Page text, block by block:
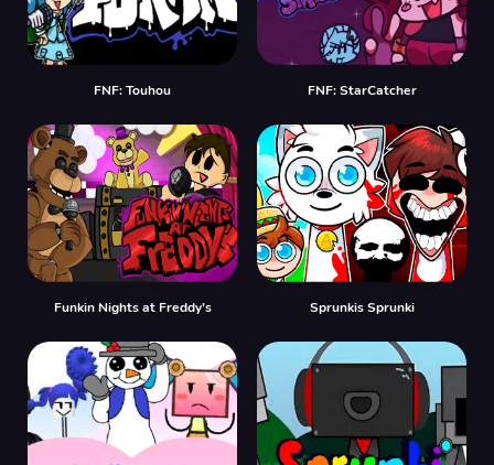
FNF: Touhou FNF: StarCatcher
Funkin Nights at Freddy’s Sprunkis Sprunki